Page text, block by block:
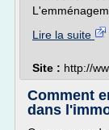
Lire la suite
Site : http://
Comment
dans